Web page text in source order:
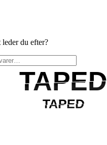
du efter?
TAPED
TAPED
TAPED
TAPED